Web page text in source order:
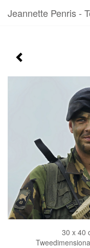
Jeannette Penris -
30 x 40